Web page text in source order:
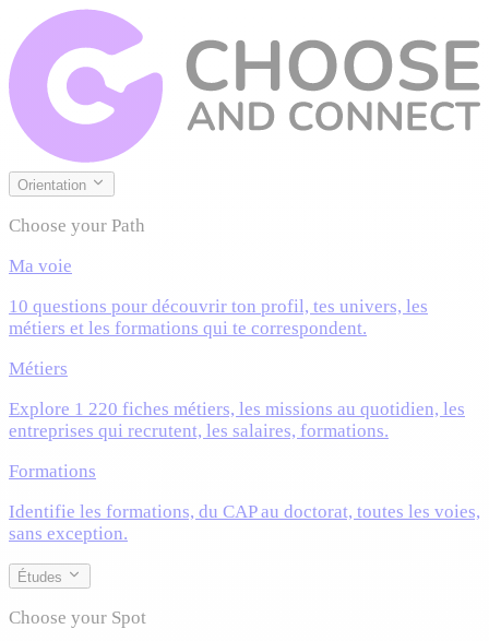
Orientation
Choose your Path
Ma voie
10 questions pour découvrir ton profil, tes univers, les
métiers et les formations qui te correspondent.
Métiers
Explore 1 220 fiches métiers, les missions au quotidien, les
entreprises qui recrutent, les salaires, formations.
Formations
Identifie les formations, du CAP au doctorat, toutes les voies,
sans exception.
Études
Choose your Spot